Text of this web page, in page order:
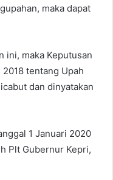
maka dapat
ini, maka Keputusan
tentang Upah
dan dinyatakan
1 Januari 2020
Plt Gubernur Kepri,